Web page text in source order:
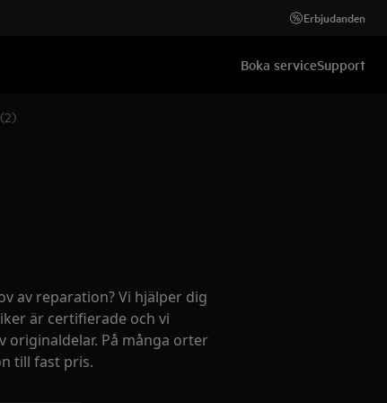
Erbjudanden
Boka serviceSupport
av reparation? Vi hjälper dig
är certifierade och vi
originaldelar. På många orter
till fast pris.